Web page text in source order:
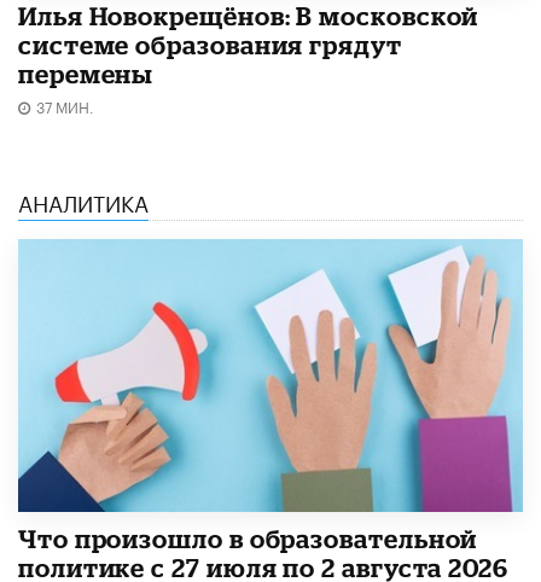
Илья Новокрещёнов: В московской
системе образования грядут
перемены
37 МИН.
АНАЛИТИКА
​Что произошло в образовательной
политике с 27 июля по 2 августа 2026